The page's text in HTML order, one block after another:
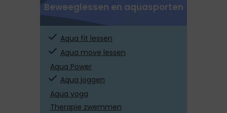
Beweeglessen en aquasporten
Aqua fit lessen
Aqua move lessen
Aqua Power
Aqua joggen
Aqua yoga
Therapie zwemmen